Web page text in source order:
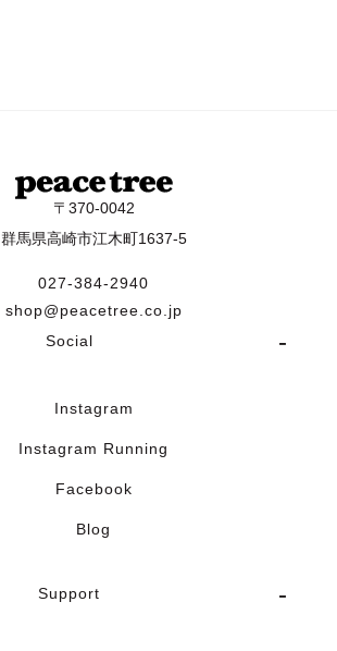
〒370-0042
群馬県高崎市江木町1637-5
027-384-2940
shop@peacetree.co.jp
Social
Instagram
Instagram Running
Facebook
Blog
Support